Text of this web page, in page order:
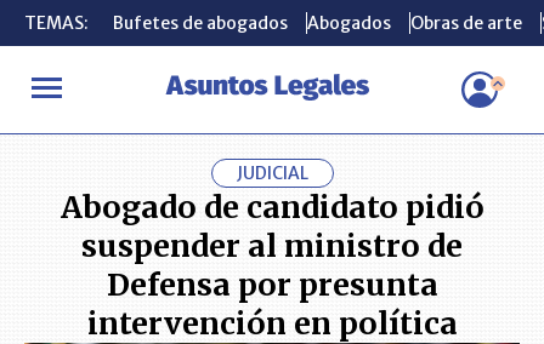
TEMAS: Bufetes de abogados Abogados Obras de arte
INICIO ACTUALIDAD Abogado de candidato pidió suspender
TEMAS: Bufetes de abogados Abogados Obras de arte
JUDICIAL
Abogado de candidato pidió
suspender al ministro de
Defensa por presunta
intervención en política